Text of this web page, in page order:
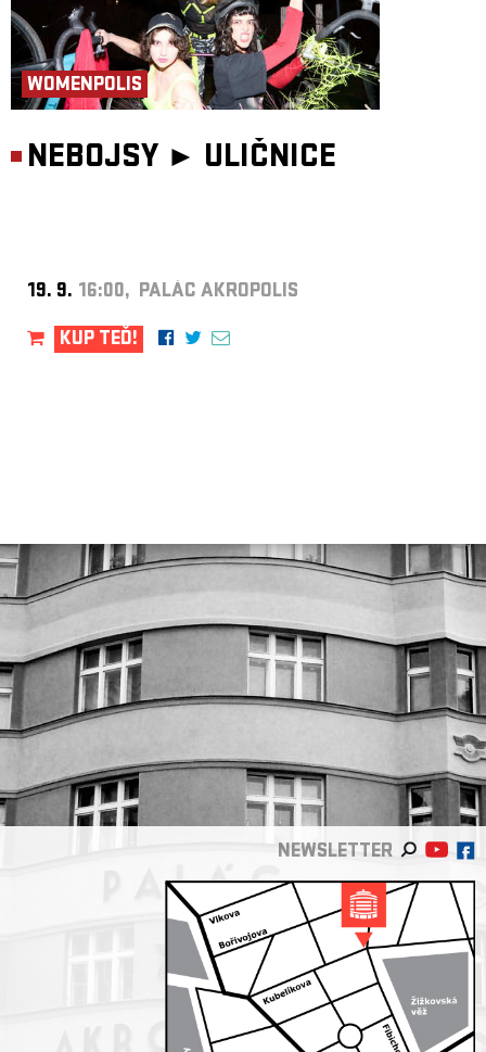
WOMENPOLIS
NEBOJSY ► ULIČNICE
19. 9. 16:00, PALÁC AKROPOLIS
KUP TEĎ!
NEWSLETTER